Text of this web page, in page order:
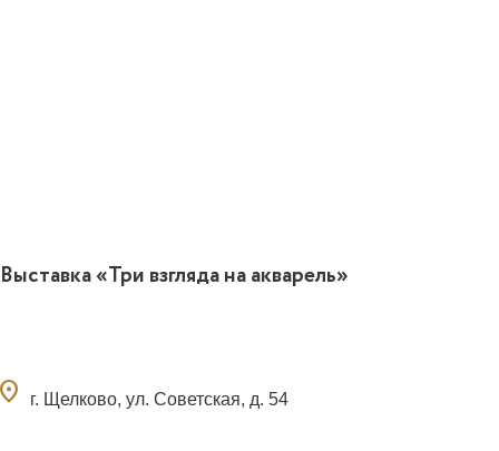
Выставка «Три взгляда на акварель»
г. Щелково, ул. Советская, д. 54